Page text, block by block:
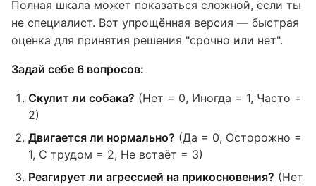
Полная шкала может показаться сложной, если ты
не специалист. Вот упрощённая версия — быстрая
оценка для принятия решения "срочно или нет".
Задай себе 6 вопросов:
Скулит ли собака? (Нет = 0, Иногда = 1, Часто =
2)
Двигается ли нормально? (Да = 0, Осторожно =
1, С трудом = 2, Не встаёт = 3)
Реагирует ли агрессией на прикосновения? (Нет